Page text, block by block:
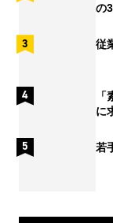
の
従
に
若